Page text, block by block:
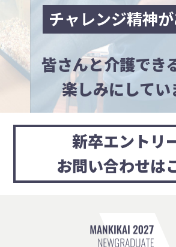
チャレンジ精神
皆さんと介護でき
楽しみにしてい
新卒エントリ
お問い合わせは